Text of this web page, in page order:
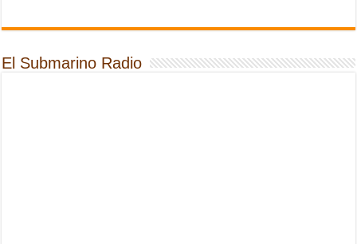
El Submarino Radio